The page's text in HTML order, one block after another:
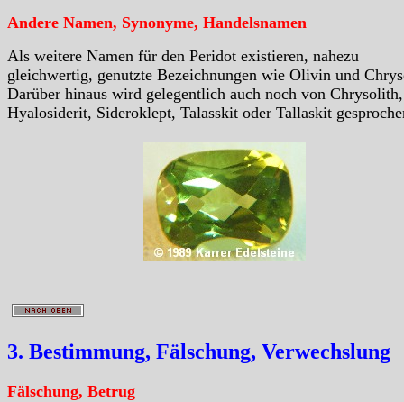
Andere Namen, Synonyme, Handelsnamen
Als weitere Namen für den Peridot existieren, nahezu
gleichwertig, genutzte Bezeichnungen wie Olivin und
Darüber hinaus wird gelegentlich auch noch von Chrysolith,
Hyalosiderit, Sideroklept, Talasskit oder Tallaskit
3. Bestimmung, Fälschung, Verwechslung
Fälschung, Betrug